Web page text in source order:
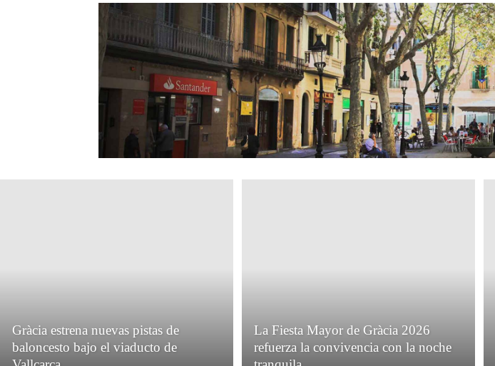
Gràcia estrena nuevas pistas de
baloncesto bajo el viaducto de
La Fiesta Mayor de Gràcia 2026
refuerza la convivencia con la noche